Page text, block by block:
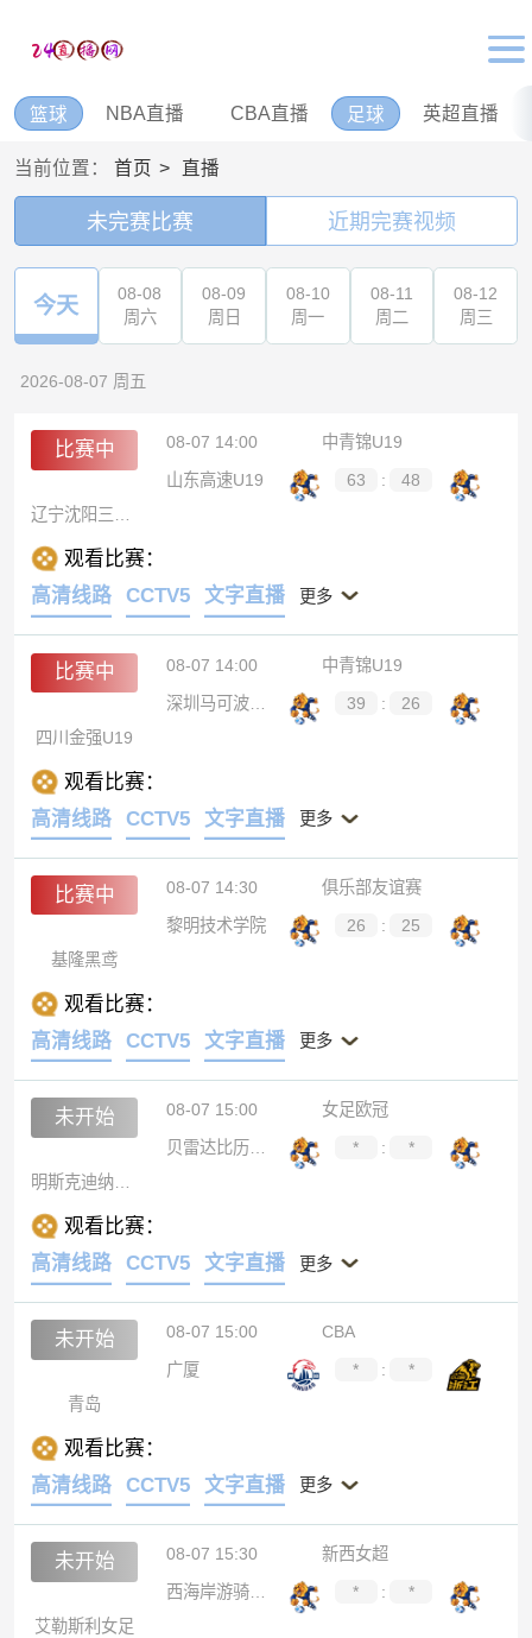
篮球 NBA直播 CBA直播 足球 英超直播
当前位置： 首页 直播
未完赛比赛 近期完赛视频
今天
08-08
周六
08-09
周日
08-10
周一
08-11
周二
08-12
周三
2026-08-07 周五
比赛中 08-07 14:00
中青锦U19
山东高速U19
63 :
48
辽宁沈阳三生U19
观看比赛：
高清线路
CCTV5 文字直播 更多
比赛中 08-07 14:00
中青锦U19
深圳马可波罗U19
39 :
26
四川金强U19
观看比赛：
高清线路
CCTV5 文字直播 更多
比赛中 08-07 14:30
俱乐部友谊赛
黎明技术学院
26 :
25
基隆黑鸢
观看比赛：
高清线路
CCTV5 文字直播 更多
未开始 08-07 15:00
女足欧冠
* :
*
观看比赛：
高清线路
CCTV5 文字直播 更多
未开始 08-07 15:00
CBA
广厦
* :
*
青岛
观看比赛：
高清线路
CCTV5 文字直播 更多
未开始 08-07 15:30
新西女超
西海岸游骑兵女足
* :
*
艾勒斯利女足